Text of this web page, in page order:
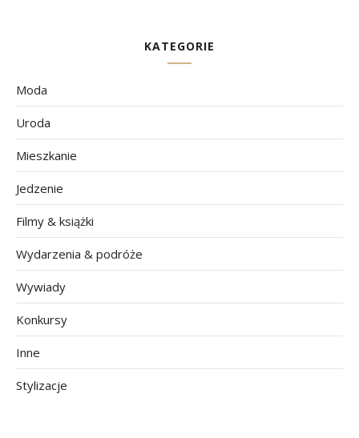
KATEGORIE
Moda
Uroda
Mieszkanie
Jedzenie
Filmy & książki
Wydarzenia & podróże
Wywiady
Konkursy
Inne
Stylizacje